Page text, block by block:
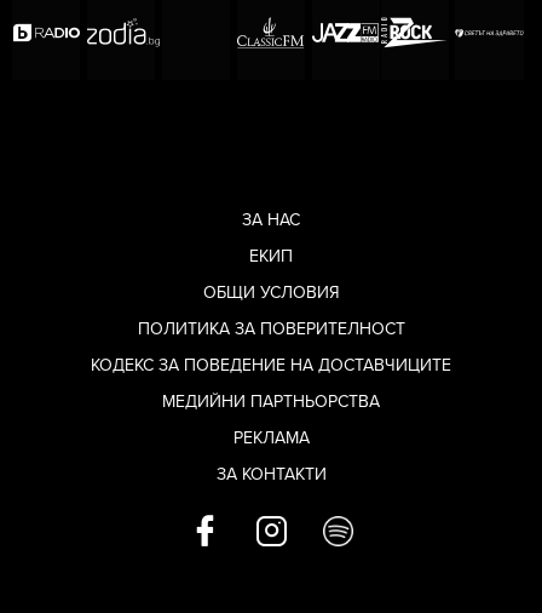
ЗА НАС
ЕКИП
ОБЩИ УСЛОВИЯ
ПОЛИТИКА ЗА ПОВЕРИТЕЛНОСТ
КОДЕКС ЗА ПОВЕДЕНИЕ НА ДОСТАВЧИЦИТЕ
МЕДИЙНИ ПАРТНЬОРСТВА
РЕКЛАМА
ЗА КОНТАКТИ